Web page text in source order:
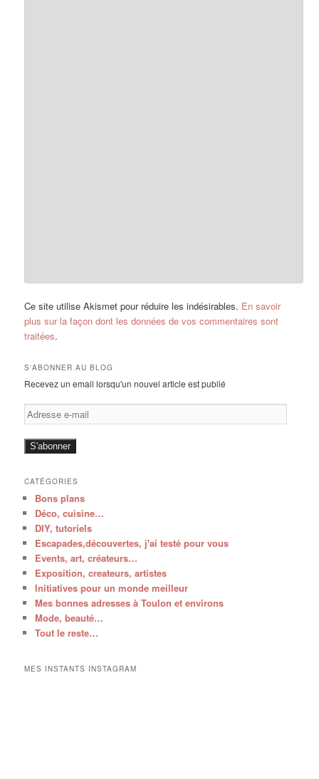
Ce site utilise Akismet pour réduire les indésirables. En savoir
plus sur la façon dont les données de vos commentaires sont
traitées.
S'ABONNER AU BLOG
Recevez un email lorsqu'un nouvel article est publié
Adresse
e-
mail
S'abonner
CATÉGORIES
Bons plans
Déco, cuisine…
DIY, tutoriels
Escapades,découvertes, j'ai testé pour vous
Events, art, créateurs…
Exposition, createurs, artistes
Initiatives pour un monde meilleur
Mes bonnes adresses à Toulon et environs
Mode, beauté…
Tout le reste…
MES INSTANTS INSTAGRAM